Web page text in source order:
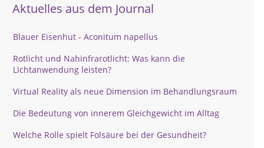
Aktuelles aus dem Journal
Blauer Eisenhut - Aconitum napellus
Rotlicht und Nahinfrarotlicht: Was kann die
Lichtanwendung leisten?
Virtual Reality als neue Dimension im Behandlungsraum
Die Bedeutung von innerem Gleichgewicht im Alltag
Welche Rolle spielt Folsäure bei der Gesundheit?